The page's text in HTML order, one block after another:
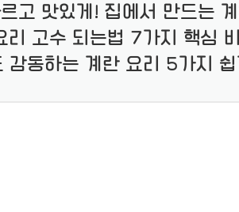
고 맛있게! 집에서 만드는
고수 되는법 7가지 핵심
동하는 계란 요리 5가지 쉽